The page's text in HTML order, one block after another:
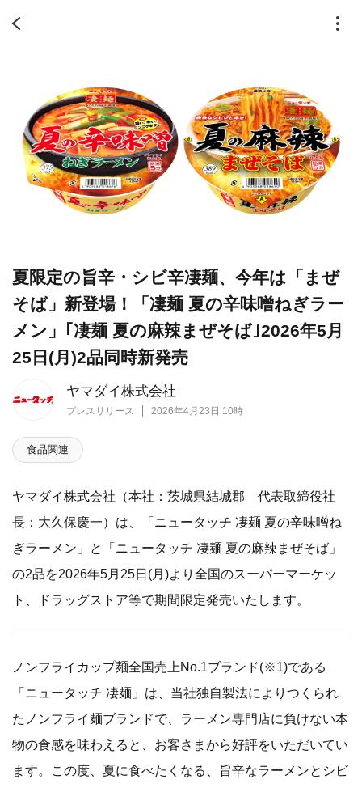
ヤマダイ株式会社
プレスリリース 2026年4月23日 10時
夏限定の旨辛・シビ辛凄麺、今年は「まぜ
そば」新登場！「凄麺 夏の辛味噌ねぎラー
メン」｢凄麺 夏の麻辣まぜそば｣2026年5月
25日(月)2品同時新発売
食品関連
ヤマダイ株式会社（本社：茨城県結城郡 代表取締役社
長：大久保慶一）は、「ニュータッチ 凄麺 夏の辛味噌ね
ぎラーメン」と「ニュータッチ 凄麺 夏の麻辣まぜそば」
の2品を2026年5月25日(月)より全国のスーパーマーケッ
ト、ドラッグストア等で期間限定発売いたします。
ノンフライカップ麺全国売上No.1ブランド(※1)である
「ニュータッチ 凄麺」は、当社独自製法によりつくられ
たノンフライ麺ブランドで、ラーメン専門店に負けない本
物の食感を味わえると、お客さまから好評をいただいてい
ます。この度、夏に食べたくなる、旨辛なラーメンとシビ